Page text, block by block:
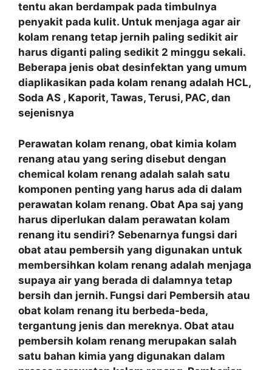
tentu akan berdampak pada timbulnya
penyakit pada kulit. Untuk menjaga agar air
kolam renang tetap jernih paling sedikit air
harus diganti paling sedikit 2 minggu sekali.
Beberapa jenis obat desinfektan yang umum
diaplikasikan pada kolam renang adalah HCL,
Soda AS , Kaporit, Tawas, Terusi, PAC, dan
sejenisnya
Perawatan kolam renang, obat kimia kolam
renang atau yang sering disebut dengan
chemical kolam renang adalah salah satu
komponen penting yang harus ada di dalam
perawatan kolam renang. Obat Apa saj yang
harus diperlukan dalam perawatan kolam
renang itu sendiri? Sebenarnya fungsi dari
obat atau pembersih yang digunakan untuk
membersihkan kolam renang adalah menjaga
supaya air yang berada di dalamnya tetap
bersih dan jernih. Fungsi dari Pembersih atau
obat kolam renang itu berbeda-beda,
tergantung jenis dan mereknya. Obat atau
pembersih kolam renang merupakan salah
satu bahan kimia yang digunakan dalam